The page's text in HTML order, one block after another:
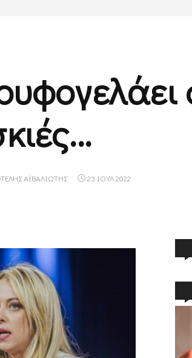
ΑΪΒΑΛΙΏΤΗΣ 23 ΙΟΥΛ 2022